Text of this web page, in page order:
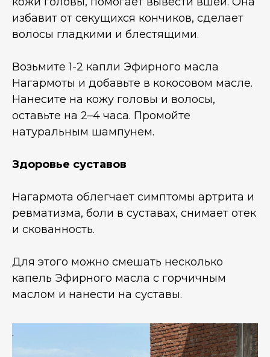
избавит от секущихся кончиков, сделает
волосы гладкими и блестящими.
Возьмите 1-2 капли Эфирного масла
Нагармоты и добавьте в кокосовом масле.
Нанесите на кожу головы и волосы,
оставьте на 2–4 часа. Промойте
натуральным шампунем.
Здоровье суставов
Нагармота облегчает симптомы артрита и
ревматизма, боли в суставах, снимает отек
и скованность.
Для этого можно смешать несколько
капель Эфирного масла с горчичным
маслом и нанести на суставы.